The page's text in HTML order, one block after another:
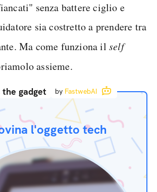
senza battere ciglio e
sia costretto a prendere tra
Ma come funziona ilself
assieme.
the gadget by FastwebAI
l'oggetto tech